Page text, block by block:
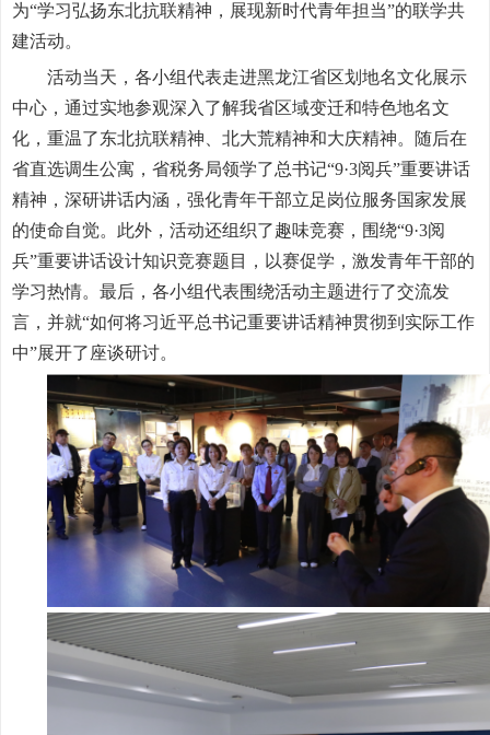
为“学习弘扬东北抗联精神，展现新时代青年担当”的联学共
建活动。
活动当天，各小组代表走进黑龙江省区划地名文化展示
中心，通过实地参观深入了解我省区域变迁和特色地名文
化，重温了东北抗联精神、北大荒精神和大庆精神。随后在
省直选调生公寓，省税务局领学了总书记“9·3阅兵”重要讲话
精神，深研讲话内涵，强化青年干部立足岗位服务国家发展
的使命自觉。此外，活动还组织了趣味竞赛，围绕“9·3阅
兵”重要讲话设计知识竞赛题目，以赛促学，激发青年干部的
学习热情。最后，各小组代表围绕活动主题进行了交流发
言，并就“如何将习近平总书记重要讲话精神贯彻到实际工作
中”展开了座谈研讨。